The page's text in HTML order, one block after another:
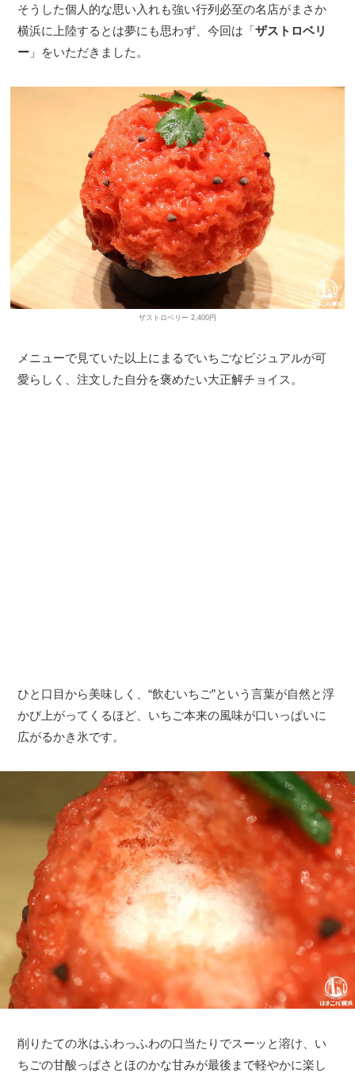
そうした個人的な思い入れも強い行列必至の名店がまさか
横浜に上陸するとは夢にも思わず、今回は「ザストロベリ
ー 」をいただきました。
ザストロベリー 2,400円
メニューで見ていた以上にまるでいちごなビジュアルが可
愛らしく、注文した自分を褒めたい大正解チョイス。
ひと口目から美味しく、“飲むいちご”という言葉が自然と浮
かび上がってくるほど、いちご本来の風味が口いっぱいに
広がるかき氷です。
削りたての氷はふわっふわの口当たりでスーッと溶け、い
ちごの甘酸っぱさとほのかな甘みが最後まで軽やかに楽し